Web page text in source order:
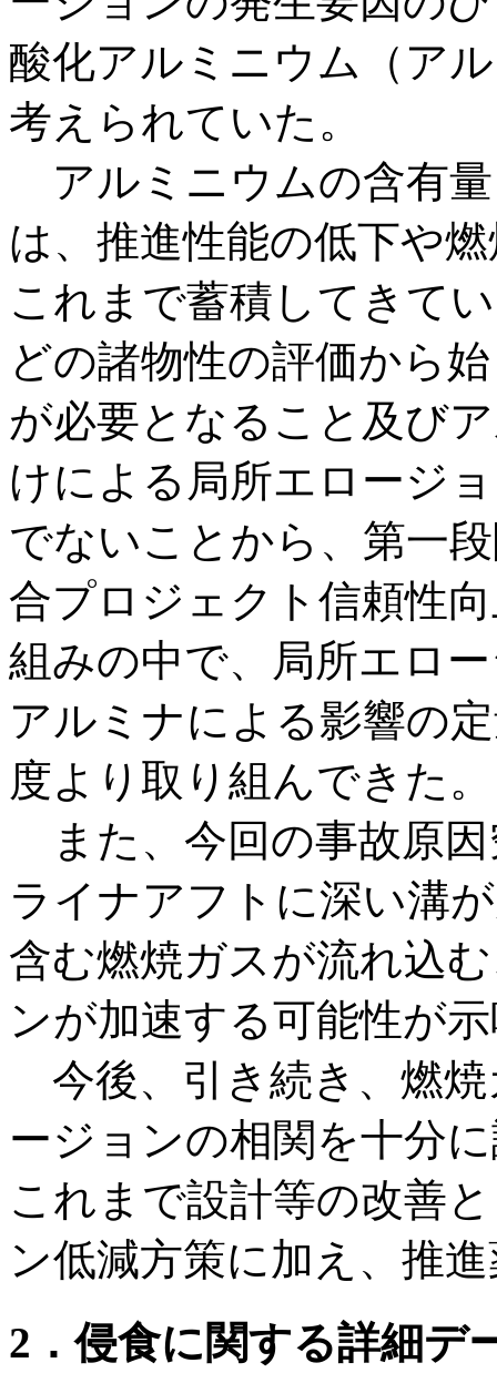
酸化アルミニウム（ア
考えられていた。
アルミニウムの含有
は、推進性能の低下や
これまで蓄積してきて
どの諸物性の評価から
が必要となること及び
けによる局所エロージ
でないことから、第一
合プロジェクト信頼性
組みの中で、局所エロ
アルミナによる影響の
度より取り組んできた。
また、今回の事故原
ライナアフトに深い溝
含む燃焼ガスが流れ込
ンが加速する可能性が
今後、引き続き、燃
ージョンの相関を十分
これまで設計等の改善
ン低減方策に加え、推
2．侵食に関する詳細デ